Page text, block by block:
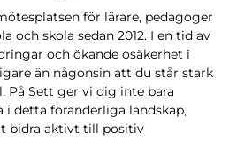
för lärare, pedagoger
och skola sedan 2012. I en tid av
och ökande osäkerhet i
än någonsin att du står stark
På Sett ger vi dig inte bara
detta föränderliga landskap,
bidra aktivt till positiv